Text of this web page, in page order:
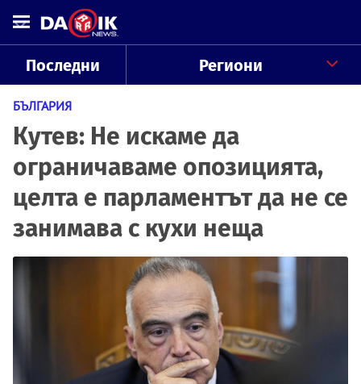
Последни Региони
БЪЛГАРИЯ
Кутев: Не искаме да
ограничаваме опозицията,
целта е парламентът да не се
занимава с кухи неща